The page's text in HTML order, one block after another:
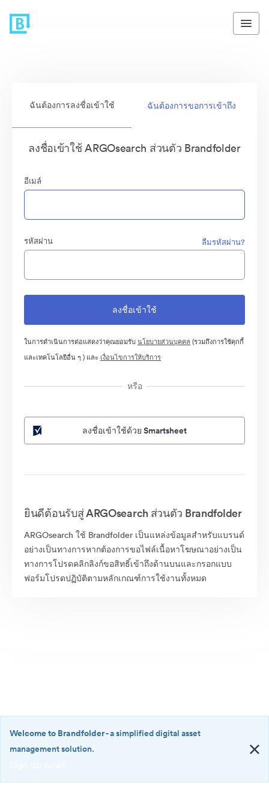
ฉันต้องการลงชื่อเข้าใช้ ฉันต้องการขอการเข้าถึง
ลงชื่อเข้าใช้ ARGOsearch ส่วนตัว Brandfolder
อีเมล์
รหัสผ่าน ลืมรหัสผ่าน?
ในการดำเนินการต่อแสดงว่าคุณยอมรับนโยบายส่วนบุคคล (รวมถึงการใช้คุกกี้
และเทคโนโลยีอื่น ๆ ) และ เงื่อนไขการให้บริการ
หรือ
ลงชื่อเข้าใช้ด้วย Smartsheet
ยินดีต้อนรับสู่ ARGOsearch ส่วนตัว Brandfolder
ARGOsearch ใช้ Brandfolder เป็นแหล่งข้อมูลสำหรับแบรนด์
อย่างเป็นทางการหากต้องการขอไฟล์เนื้อหาโฆษณาอย่างเป็น
ทางการโปรดคลิกลิงก์ขอสิทธิ์เข้าถึงด้านบนและกรอกแบบ
ฟอร์มโปรดปฏิบัติตามหลักเกณฑ์การใช้งานทั้งหมด
·
Welcome to Brandfolder- a simplified digital asset
management solution.